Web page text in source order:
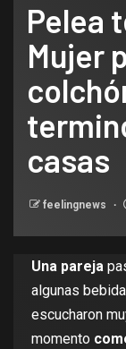
Pelea
Mujer
casas
feelingnews
Una pareja
algunas
escucharon
momento